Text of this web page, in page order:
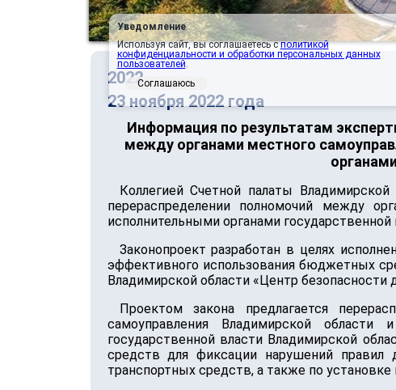
2022
23 ноября 2022 года
Информация по результатам
между органами местного
Коллегией Счетной палаты
перераспределении полномочий между
исполнительными органами
Законопроект разработан в целях
эффективного использования бюджетных
Владимирской области «Центр
Проектом закона предлагается
самоуправления Владимирской области
государственной власти Владимирской
средств для фиксации нарушений правил
транспортных средств, а также по
Уведомление
Используя сайт, вы соглашаетесь сполитикой
конфиденциальности и обработки персональных данных
пользователей.
Соглашаюсь